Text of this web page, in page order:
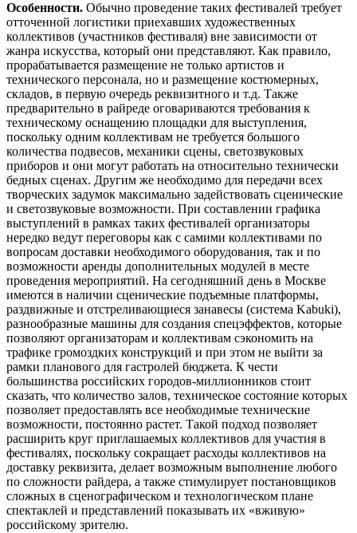
Особенности. Обычно проведение таких фестивалей требует
отточенной логистики приехавших художественных
коллективов (участников фестиваля) вне зависимости от
жанра искусства, который они представляют. Как правило,
прорабатывается размещение не только артистов и
технического персонала, но и размещение костюмерных,
складов, в первую очередь реквизитного и т.д. Также
предварительно в райреде оговариваются требования к
техническому оснащению площадки для выступления,
поскольку одним коллективам не требуется большого
количества подвесов, механики сцены, светозвуковых
приборов и они могут работать на относительно технически
бедных сценах. Другим же необходимо для передачи всех
творческих задумок максимально задействовать сценические
и светозвуковые возможности. При составлении графика
выступлений в рамках таких фестивалей организаторы
нередко ведут переговоры как с самими коллективами по
вопросам доставки необходимого оборудования, так и по
возможности аренды дополнительных модулей в месте
проведения мероприятий. На сегодняшний день в Москве
имеются в наличии сценические подъемные платформы,
раздвижные и отстреливающиеся занавесы (система Kabuki),
разнообразные машины для создания спецэффектов, которые
позволяют организаторам и коллективам сэкономить на
трафике громоздких конструкций и при этом не выйти за
рамки планового для гастролей бюджета. К чести
большинства российских городов-миллионников стоит
сказать, что количество залов, техническое состояние которых
позволяет предоставлять все необходимые технические
возможности, постоянно растет. Такой подход позволяет
расширить круг приглашаемых коллективов для участия в
фестивалях, поскольку сокращает расходы коллективов на
доставку реквизита, делает возможным выполнение любого
по сложности райдера, а также стимулирует постановщиков
сложных в сценографическом и технологическом плане
спектаклей и представлений показывать их «вживую»
российскому зрителю.